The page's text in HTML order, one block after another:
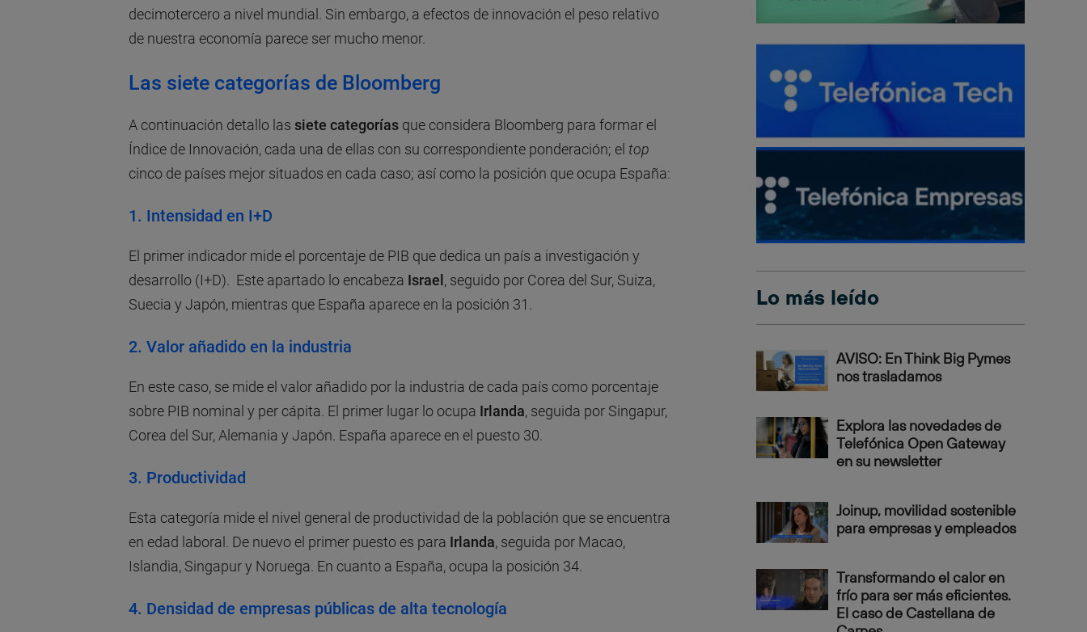
decimotercero a nivel mundial. Sin embargo, a efectos de innovación el peso relativo
de nuestra economía parece ser mucho menor.
Las siete categorías de Bloomberg
A continuación detallo las siete categoríasque considera Bloomberg para formar el
Índice de Innovación, cada una de ellas con su correspondiente ponderación; el top
cinco de países mejor situados en cada caso; así como la posición que ocupa España:
1. Intensidad en I+D
El primer indicador mide el porcentaje de PIB que dedica un país a investigación y
desarrollo (I+D). Este apartado lo encabeza Israel , seguido por Corea del Sur, Suiza,
Suecia y Japón, mientras que España aparece en la posición 31.
2. Valor añadido en la industria
En este caso, se mide el valor añadido por la industria de cada país como porcentaje
sobre PIB nominal y per cápita. El primer lugar lo ocupa Irlanda, seguida por Singapur,
Corea del Sur, Alemania y Japón. España aparece en el puesto 30.
3. Productividad
Esta categoría mide el nivel general de productividad de la población que se encuentra
en edad laboral. De nuevo el primer puesto es para Irlanda, seguida por Macao,
Islandia, Singapur y Noruega. En cuanto a España, ocupa la posición 34.
4. Densidad de empresas públicas de alta tecnología
Lo más leído
AVISO: En Think Big Pymes
nos trasladamos
Explora las novedades de
Telefónica Open Gateway
en su newsletter
Joinup, movilidad sostenible
para empresas y empleados
Transformando el calor en
frío para ser más eficientes.
El caso de Castellana de